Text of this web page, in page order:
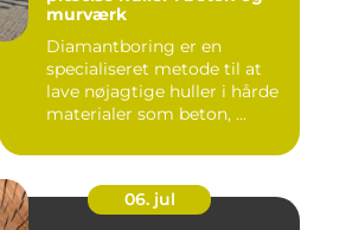
murværk
Diamantboring er en
specialiseret metode til at
lave nøjagtige huller i hårde
materialer som beton, ...
06. jul